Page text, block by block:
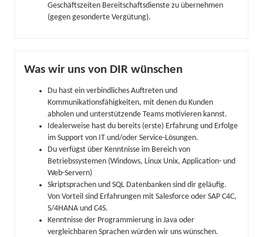
Geschäftszeiten Bereitschaftsdienste zu übernehmen
(gegen gesonderte Vergütung).
Was wir uns von DIR wünschen
Du hast ein verbindliches Auftreten und
Kommunikationsfähigkeiten, mit denen du Kunden
abholen und unterstützende Teams motivieren kannst.
Idealerweise hast du bereits (erste) Erfahrung und Erfolge
im Support von IT und/oder Service-Lösungen.
Du verfügst über Kenntnisse im Bereich von
Betriebssystemen (Windows, Linux Unix, Application- und
Web-Servern)
Skriptsprachen und SQL Datenbanken sind dir geläufig.
Von Vorteil sind Erfahrungen mit Salesforce oder SAP C4C,
S/4HANA und C4S.
Kenntnisse der Programmierung in Java oder
vergleichbaren Sprachen würden wir uns wünschen.